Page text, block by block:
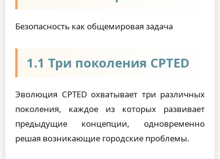
Безопасность как общемировая задача
1.1 Три поколения CPTED
Эволюция CPTED охватывает три различных
поколения, каждое из которых развивает
предыдущие концепции, одновременно
решая возникающие городские проблемы.